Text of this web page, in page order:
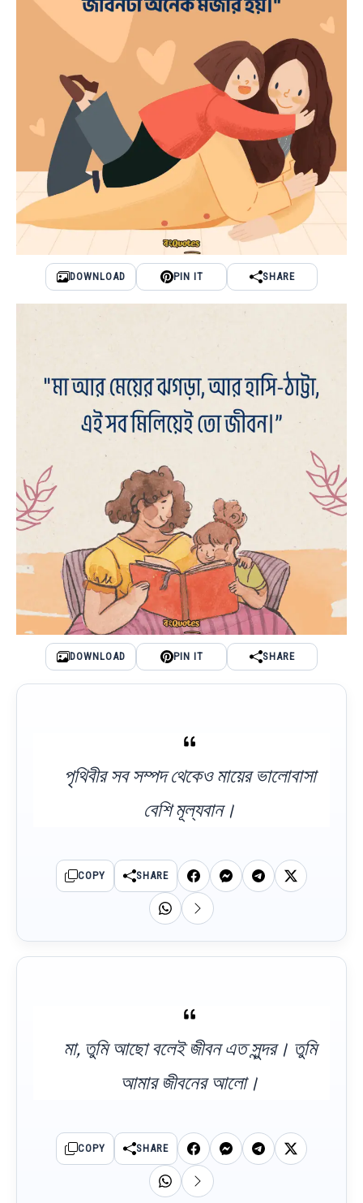
DOWNLOAD PIN IT SHARE
DOWNLOAD PIN IT SHARE
পৃথিবীর সব সম্পদ থেকেও মায়ের ভালোবাসা
বেশি মূল্যবান।
COPY SHARE
মা, তুমি আছো বলেই জীবন এত সুন্দর। তুমি
আমার জীবনের আলো।
COPY SHARE